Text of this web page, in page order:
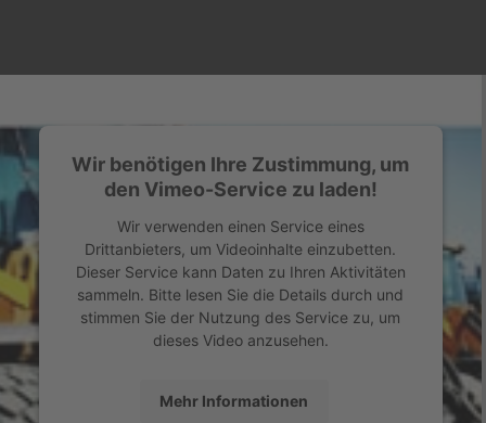
Wir benötigen Ihre Zustimmung, um
den Vimeo-Service zu laden!
Wir verwenden einen Service eines
Drittanbieters, um Videoinhalte einzubetten.
Dieser Service kann Daten zu Ihren Aktivitäten
sammeln. Bitte lesen Sie die Details durch und
stimmen Sie der Nutzung des Service zu, um
dieses Video anzusehen.
Mehr Informationen